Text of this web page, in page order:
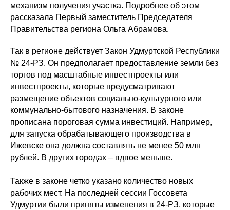
механизм получения участка. Подробнее об этом
рассказала Первый заместитель Председателя
Правительства региона Ольга Абрамова.
Так в регионе действует Закон Удмуртской Республики
№ 24-РЗ. Он предполагает предоставление земли без
торгов под масштабные инвестпроекты или
инвестпроекты, которые предусматривают
размещение объектов социально-культурного или
коммунально-бытового назначения. В законе
прописана пороговая сумма инвестиций. Например,
для запуска обрабатывающего производства в
Ижевске она должна составлять не менее 50 млн
рублей. В других городах – вдвое меньше.
Также в законе четко указано количество новых
рабочих мест. На последней сессии Госсовета
Удмуртии были приняты изменения в 24-РЗ, которые